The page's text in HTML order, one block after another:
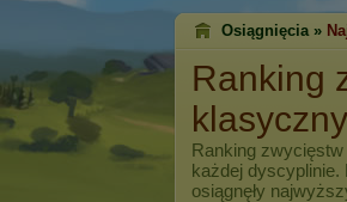
Osiągnięcia »
Ranking
Ranking zwycięstw
każdej
osiągnęły